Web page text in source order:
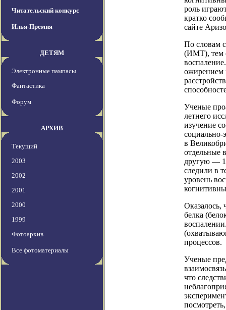
Читательский конкурс
Илья-Премия
ДЕТЯМ
Электронные пампасы
Фантастика
Форум
АРХИВ
Текущий
2003
2002
2001
2000
1999
Фотоархив
Все фотоматериалы
роль
кратко
сайте
По словам
(ИМТ), тем
ожирением
Ученые
летнего
изучение
социально-
в
отдельные
другую —
следили в
уровень
белка
процессов.
Ученые
что